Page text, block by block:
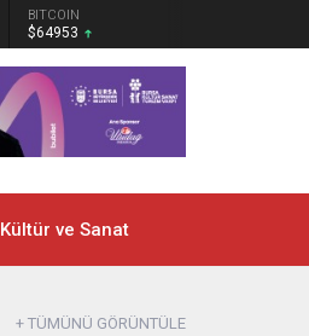
BITCOIN
$64953
Kültür ve Sanat
+ TÜMÜNÜ GÖRÜNTÜLE